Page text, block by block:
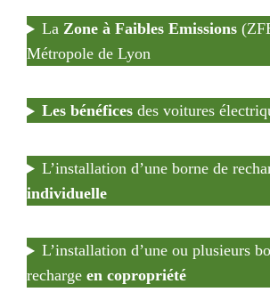
La Zone à Faibles Emissions
Métropole de Lyon
Les bénéficesdes voitures
L’installation d’une borne de
individuelle
L’installation d’une ou plusieurs
recharge en copropriété